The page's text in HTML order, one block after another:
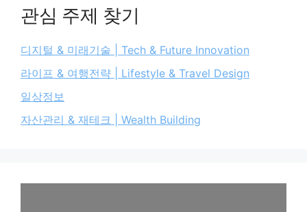
관심 주제 찾기
디지털 & 미래기술 | Tech & Future Innovation
라이프 & 여행전략 | Lifestyle & Travel Design
일상정보
자산관리 & 재테크 | Wealth Building